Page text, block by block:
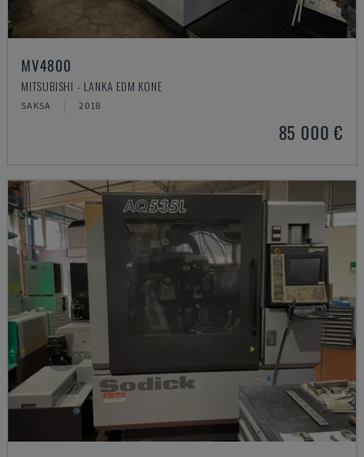
MV4800
MITSUBISHI - LANKA EDM KONE
SAKSA 2018
85 000 €